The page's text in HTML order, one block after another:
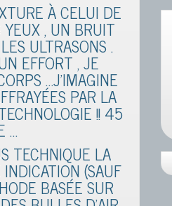
À CELUI DE
YEUX , UN BRUIT
ULTRASONS .
EFFORT , JE
…J’IMAGINE
PAR LA
!! 45
…
TECHNIQUE LA
(SAUF
BASÉE SUR